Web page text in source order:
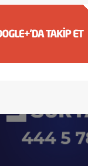
belirlendi
telef etti
döktüğü